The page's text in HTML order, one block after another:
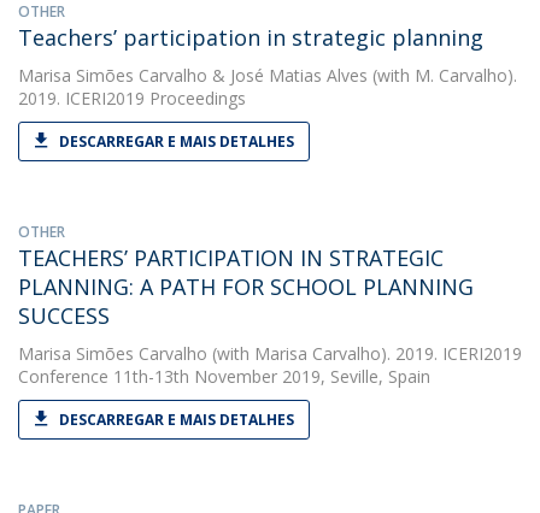
OTHER
Teachers’ participation in strategic planning
Marisa Simões Carvalho & José Matias Alves (with M. Carvalho).
2019. ICERI2019 Proceedings
DESCARREGAR E MAIS DETALHES
OTHER
TEACHERS’ PARTICIPATION IN STRATEGIC
PLANNING: A PATH FOR SCHOOL PLANNING
SUCCESS
Marisa Simões Carvalho (with Marisa Carvalho). 2019. ICERI2019
Conference 11th-13th November 2019, Seville, Spain
DESCARREGAR E MAIS DETALHES